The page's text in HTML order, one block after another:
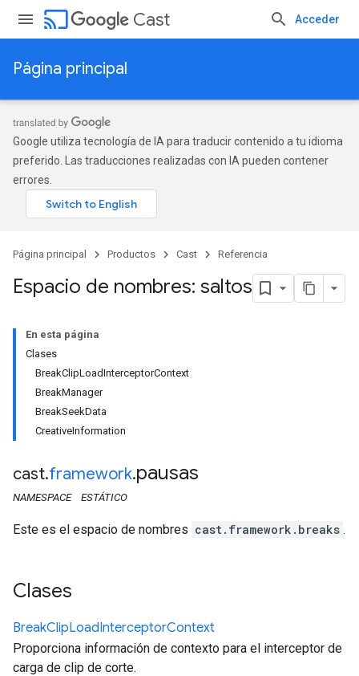
cast Cast Acceder
Página principal
Google utiliza tecnología de IA para traducir contenido a tu idioma
preferido. Las traducciones realizadas con IA pueden contener
errores.
Página principal Productos Cast Referencia
Espacio de nombres: saltos
En esta página
Clases
BreakClipLoadInterceptorContext
BreakManager
BreakSeekData
CreativeInformation
cast.framework.pausas
NAMESPACE ESTÁTICO
Este es el espacio de nombres cast.framework.breaks .
Clases
BreakClipLoadInterceptorContext
Proporciona información de contexto para el interceptor de
carga de clip de corte.